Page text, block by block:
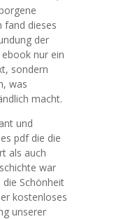
fand dieses
der
nur ein
sondern
was
macht.
und
pdf die die
als auch
war
die Schönheit
kostenloses
unserer